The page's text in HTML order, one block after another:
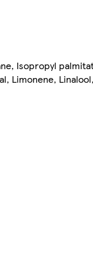
Isopropyl
Limonene,